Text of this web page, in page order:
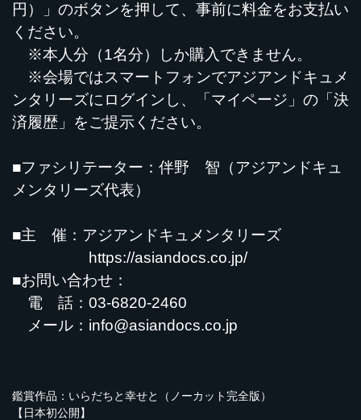
円）」のボタンを押して、事前に料金をお支払い
ください。
※本人分（1名分）しか購入できません。
※会場ではスマートフォンでアジアンドキュメ
ンタリーズにログインし、「マイページ」の「決
済履歴」をご提示ください。
■ファシリテーター：伴野 智（アジアンドキュ
メンタリーズ代表）
■主 催：アジアンドキュメンタリーズ
https://asiandocs.co.jp/
■お問い合わせ：
電 話：03-6820-2460
メール： info@asiandocs.co.jp
鑑賞作品：いらだちと幸せと（ノーカット完全版）
【日本初公開】